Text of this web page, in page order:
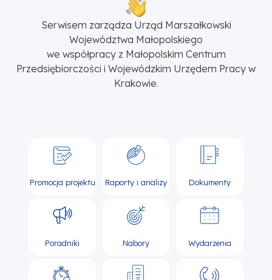
Serwisem zarządza Urząd Marszałkowski
Województwa Małopolskiego
we współpracy z Małopolskim Centrum
Przedsiębiorczości i Wojewódzkim Urzędem Pracy w
Krakowie.
Promocja projektu Raporty i analizy Dokumenty
Poradniki Nabory Wydarzenia